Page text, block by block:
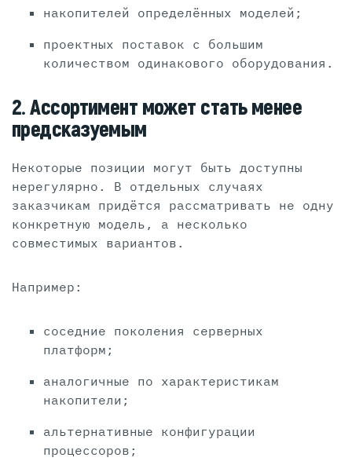
накопителей определённых моделей;
проектных поставок с большим
количеством одинакового оборудования.
2. Ассортимент может стать менее
предсказуемым
Некоторые позиции могут быть доступны
нерегулярно. В отдельных случаях
заказчикам придётся рассматривать не одну
конкретную модель, а несколько
совместимых вариантов.
Например:
соседние поколения серверных
платформ;
аналогичные по характеристикам
накопители;
альтернативные конфигурации
процессоров;